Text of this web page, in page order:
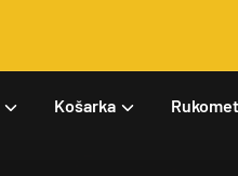
Košarka Rukomet